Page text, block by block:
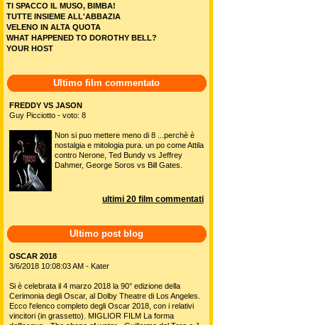
TI SPACCO IL MUSO, BIMBA!
TUTTE INSIEME ALL'ABBAZIA
VELENO IN ALTA QUOTA
WHAT HAPPENED TO DOROTHY BELL?
YOUR HOST
Ultimo film commentato
FREDDY VS JASON
Guy Picciotto - voto: 8
Non si puo mettere meno di 8 ...perchè è
nostalgia e mitologia pura. un po come Attila
contro Nerone, Ted Bundy vs Jeffrey
Dahmer, George Soros vs Bill Gates.
ultimi 20 film commentati
Ultimo post blog
OSCAR 2018
3/6/2018 10:08:03 AM - Kater
Si è celebrata il 4 marzo 2018 la 90° edizione della
Cerimonia degli Oscar, al Dolby Theatre di Los Angeles.
Ecco l'elenco completo degli Oscar 2018, con i relativi
vincitori (in grassetto). MIGLIOR FILM La forma